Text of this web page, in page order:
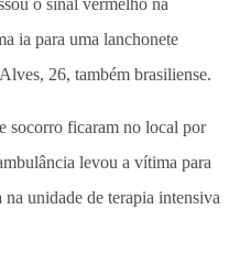
ia para uma lanchonete
26, também brasiliense.
socorro ficaram no local por
levou a vítima para
unidade de terapia intensiva